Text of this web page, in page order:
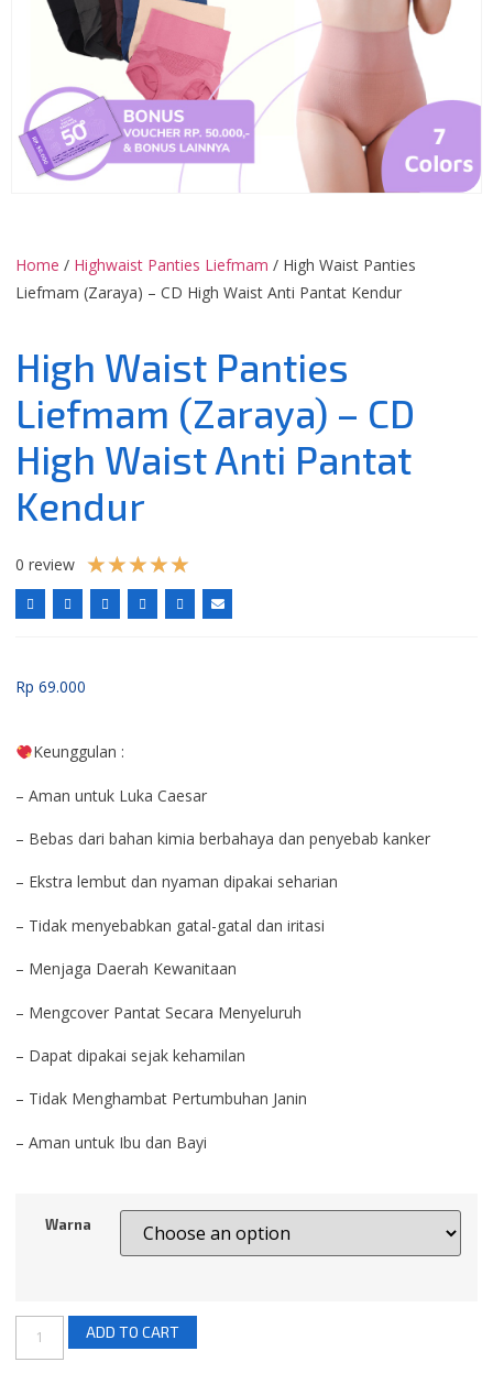
Home / Highwaist Panties Liefmam / High Waist Panties
Liefmam (Zaraya) – CD High Waist Anti Pantat Kendur
High Waist Panties
Liefmam (Zaraya) – CD
High Waist Anti Pantat
Kendur
0 review ★★★★★
Rp 69.000
Keunggulan :
– Aman untuk Luka Caesar
– Bebas dari bahan kimia berbahaya dan penyebab kanker
– Ekstra lembut dan nyaman dipakai seharian
– Tidak menyebabkan gatal-gatal dan iritasi
– Menjaga Daerah Kewanitaan
– Mengcover Pantat Secara Menyeluruh
– Dapat dipakai sejak kehamilan
– Tidak Menghambat Pertumbuhan Janin
– Aman untuk Ibu dan Bayi
Warna
ADD TO CART